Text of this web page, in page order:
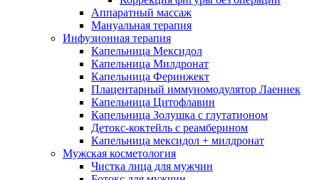
Аппаратный массаж
Мануальная терапия
Инфузионная терапия
Капельница Мексидол
Капельница Милдронат
Капельница Феринжект
Плацентарный иммуномодулятор Лаеннек
Капельница Цитофлавин
Капельница Золушка с глутатионом
Детокс-коктейль с реамберином
Капельница мексидол + милдронат
Мужская косметология
Чистка лица для мужчин